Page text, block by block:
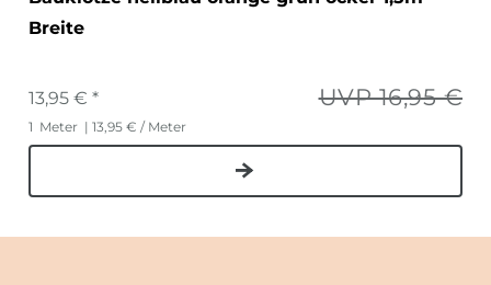
Breite
UVP 16,95 €
13,95 € *
1 Meter | 13,95 € / Meter